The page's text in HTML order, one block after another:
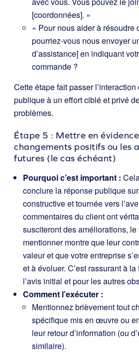
[coordonnées]. »
« Pour nous aider à résoudre
pourriez-vous nous envoyer
d’assistance] en indiquant
commande ?
Cette étape fait passer l’interaction
publique à un effort ciblé et privé
problèmes.
Étape 5 : Mettre en
changements positifs ou les
futures (le cas échéant)
Pourquoi c’est important :
conclure la réponse publique
constructive et tournée vers
commentaires du client ont
susciteront des améliorations, le
mentionner montre que leur
valeur et que votre entreprise
et à évoluer. C’est rassurant à
l’avis initial et pour les autres
Comment l’exécuter :
Mentionnez brièvement tout
spécifique mis en œuvre ou
leur retour d’information (ou
similaire).